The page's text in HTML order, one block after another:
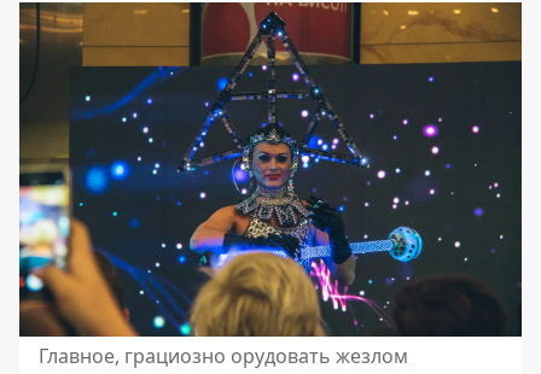
Главное, грациозно орудовать жезлом